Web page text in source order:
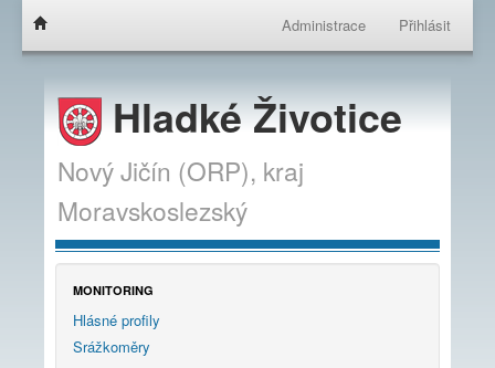
Administrace Přihlásit
Hladké Životice
Nový Jičín (ORP), kraj
Moravskoslezský
MONITORING
Hlásné profily
Srážkoměry